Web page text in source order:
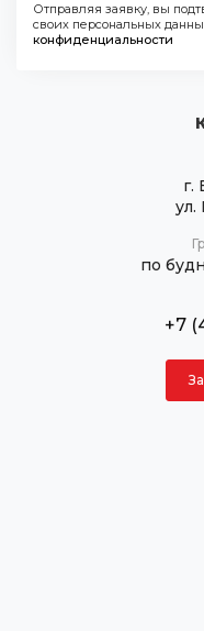
Отправляя заявку, вы
своих персональных
конфиденциальности
г.
ул.
по
+7